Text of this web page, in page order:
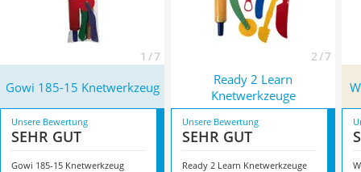
1 / 7 2 / 7
Gowi 185-15 Knetwerkzeug
Ready 2 Learn
Knetwerkzeuge
Unsere Bewertung
SEHR GUT
Gowi 185-15 Knetwerkzeug
Unsere Bewertung
SEHR GUT
Ready 2 Learn Knetwerkzeuge